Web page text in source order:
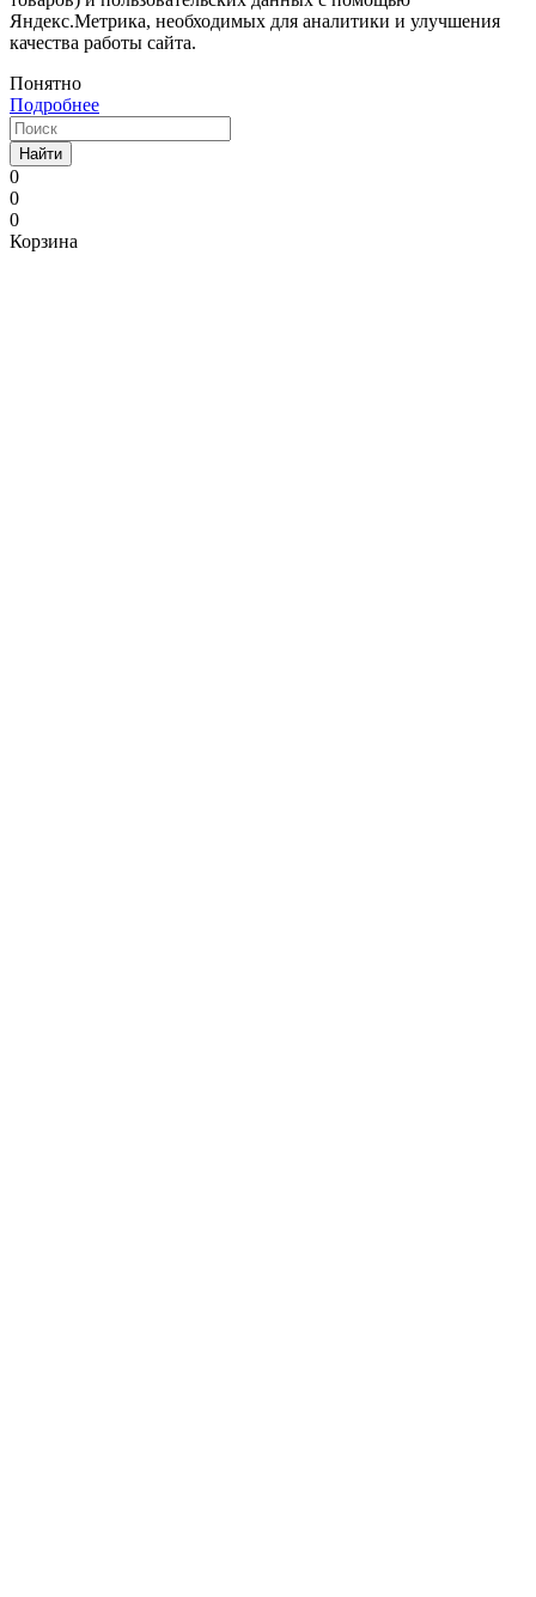
Яндекс.Метрика, необходимых для аналитики и улучшения
качества работы сайта.
Понятно
Подробнее
Найти
0
0
0
Корзина